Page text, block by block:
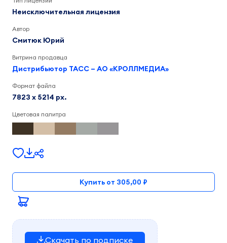
Неисключительная лицензия
Автор
Смитюк Юрий
Витрина продавца
Дистрибьютор ТАСС – АО «КРОЛЛМЕДИА»
Формат файла
7823 x 5214 px.
Цветовая палитра
Купить от 305,00 ₽
Скачать по подписке